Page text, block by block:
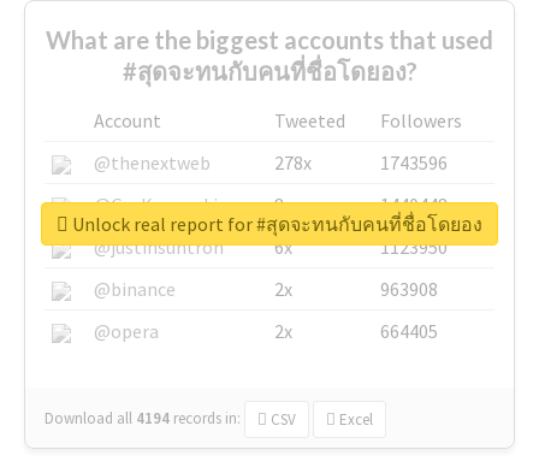
What are the biggest accounts that used
#สุดจะทนกับคนที่ชื่อโดยอง?
Account Tweeted
Followers
@thenextweb
278x
1743596
@GuyKawasaki
8x
1440448
@justinsuntron
6x
1123950
@binance
2x
963908
@opera
2x 664405
Download all 4194 records in: CSV Excel
Unlock real report for #สุดจะทนกับคนที่ชื่อโดยอง